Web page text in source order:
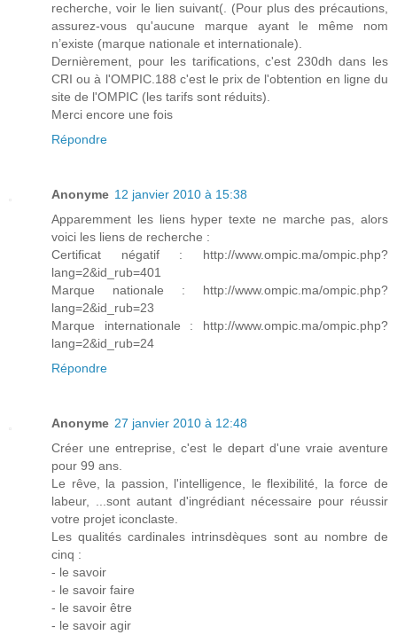
recherche, voir le lien suivant(. (Pour plus des précautions,
assurez-vous qu'aucune marque ayant le même nom
n’existe (marque nationale et internationale).
Dernièrement, pour les tarifications, c'est 230dh dans les
CRI ou à l'OMPIC.188 c'est le prix de l'obtention en ligne du
site de l'OMPIC (les tarifs sont réduits).
Merci encore une fois
Répondre
Anonyme 12 janvier 2010 à 15:38
Apparemment les liens hyper texte ne marche pas, alors
voici les liens de recherche :
Certificat négatif : http://www.ompic.ma/ompic.php?
lang=2&id_rub=401
Marque nationale : http://www.ompic.ma/ompic.php?
lang=2&id_rub=23
Marque internationale : http://www.ompic.ma/ompic.php?
lang=2&id_rub=24
Répondre
Anonyme 27 janvier 2010 à 12:48
Créer une entreprise, c'est le depart d'une vraie aventure
pour 99 ans.
Le rêve, la passion, l'intelligence, le flexibilité, la force de
labeur, ...sont autant d'ingrédiant nécessaire pour réussir
votre projet iconclaste.
Les qualités cardinales intrinsdèques sont au nombre de
cinq :
- le savoir
- le savoir faire
- le savoir être
- le savoir agir